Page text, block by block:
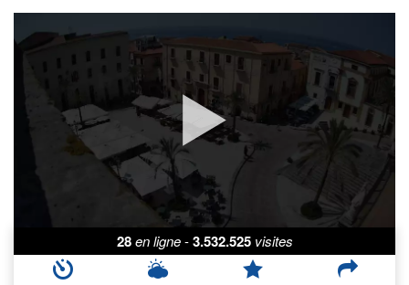
28 en ligne - 3.532.525 visites